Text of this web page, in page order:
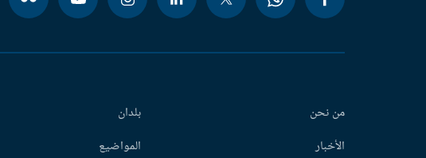
من نحن
الأخبار
بلدان
المواضيع